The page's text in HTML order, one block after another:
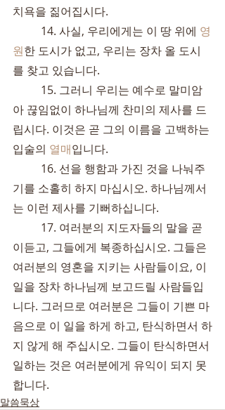
치욕을 짊어집시다.
	14. 사실, 우리에게는 이 땅 위에
영
원한 도시가 없고, 우리는 장차 올 도시
를 찾고 있습니다.
아 끊임없이 하나님께 찬미의 제사를 드
립시다. 이것은 곧 그의 이름을 고백하는
입술의 열매입니다.
기를 소홀히 하지 마십시오. 하나님께서
는 이런 제사를 기뻐하십니다.
이듣고, 그들에게 복종하십시오. 그들은
여러분의 영혼을 지키는 사람들이요, 이
일을 장차 하나님께 보고드릴 사람들입
니다. 그러므로 여러분은 그들이 기쁜 마
음으로 이 일을 하게 하고, 탄식하면서 하
지 않게 해 주십시오. 그들이 탄식하면서
일하는 것은 여러분에게 유익이 되지 못
합니다.
말씀묵상